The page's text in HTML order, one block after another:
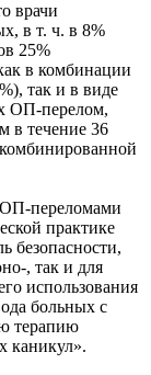
врачи
в т. ч. в 8%
25%
в комбинации
так и в виде
ОП-перелом,
в течение 36
переломами
практике
безопасности,
, так и для
использования
больных с
терапию
каникул».